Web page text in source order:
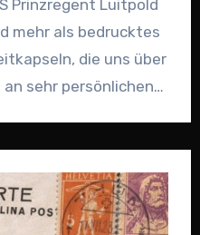
Prinzregent Luitpold
mehr als bedrucktes
die uns über
sehr persönlichen